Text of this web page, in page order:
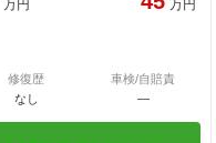
万円 万円
修復歴
なし
車検/自賠責
―